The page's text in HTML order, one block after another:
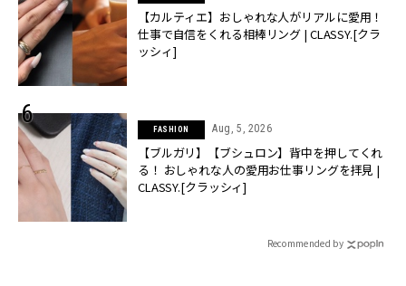
【カルティエ】おしゃれな人がリアルに愛用！
仕事で自信をくれる相棒リング | CLASSY.[クラ
ッシィ]
FASHION Aug, 5, 2026
【ブルガリ】【ブシュロン】背中を押してくれ
る！ おしゃれな人の愛用お仕事リングを拝見 |
CLASSY.[クラッシィ]
Recommended by